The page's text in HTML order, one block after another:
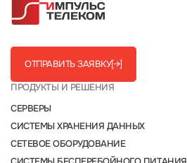
ОТПРАВИТЬ ЗАЯВКУ[→]
ПРОДУКТЫ И РЕШЕНИЯ
СЕРВЕРЫ
СИСТЕМЫ ХРАНЕНИЯ ДАННЫХ
СЕТЕВОЕ ОБОРУДОВАНИЕ